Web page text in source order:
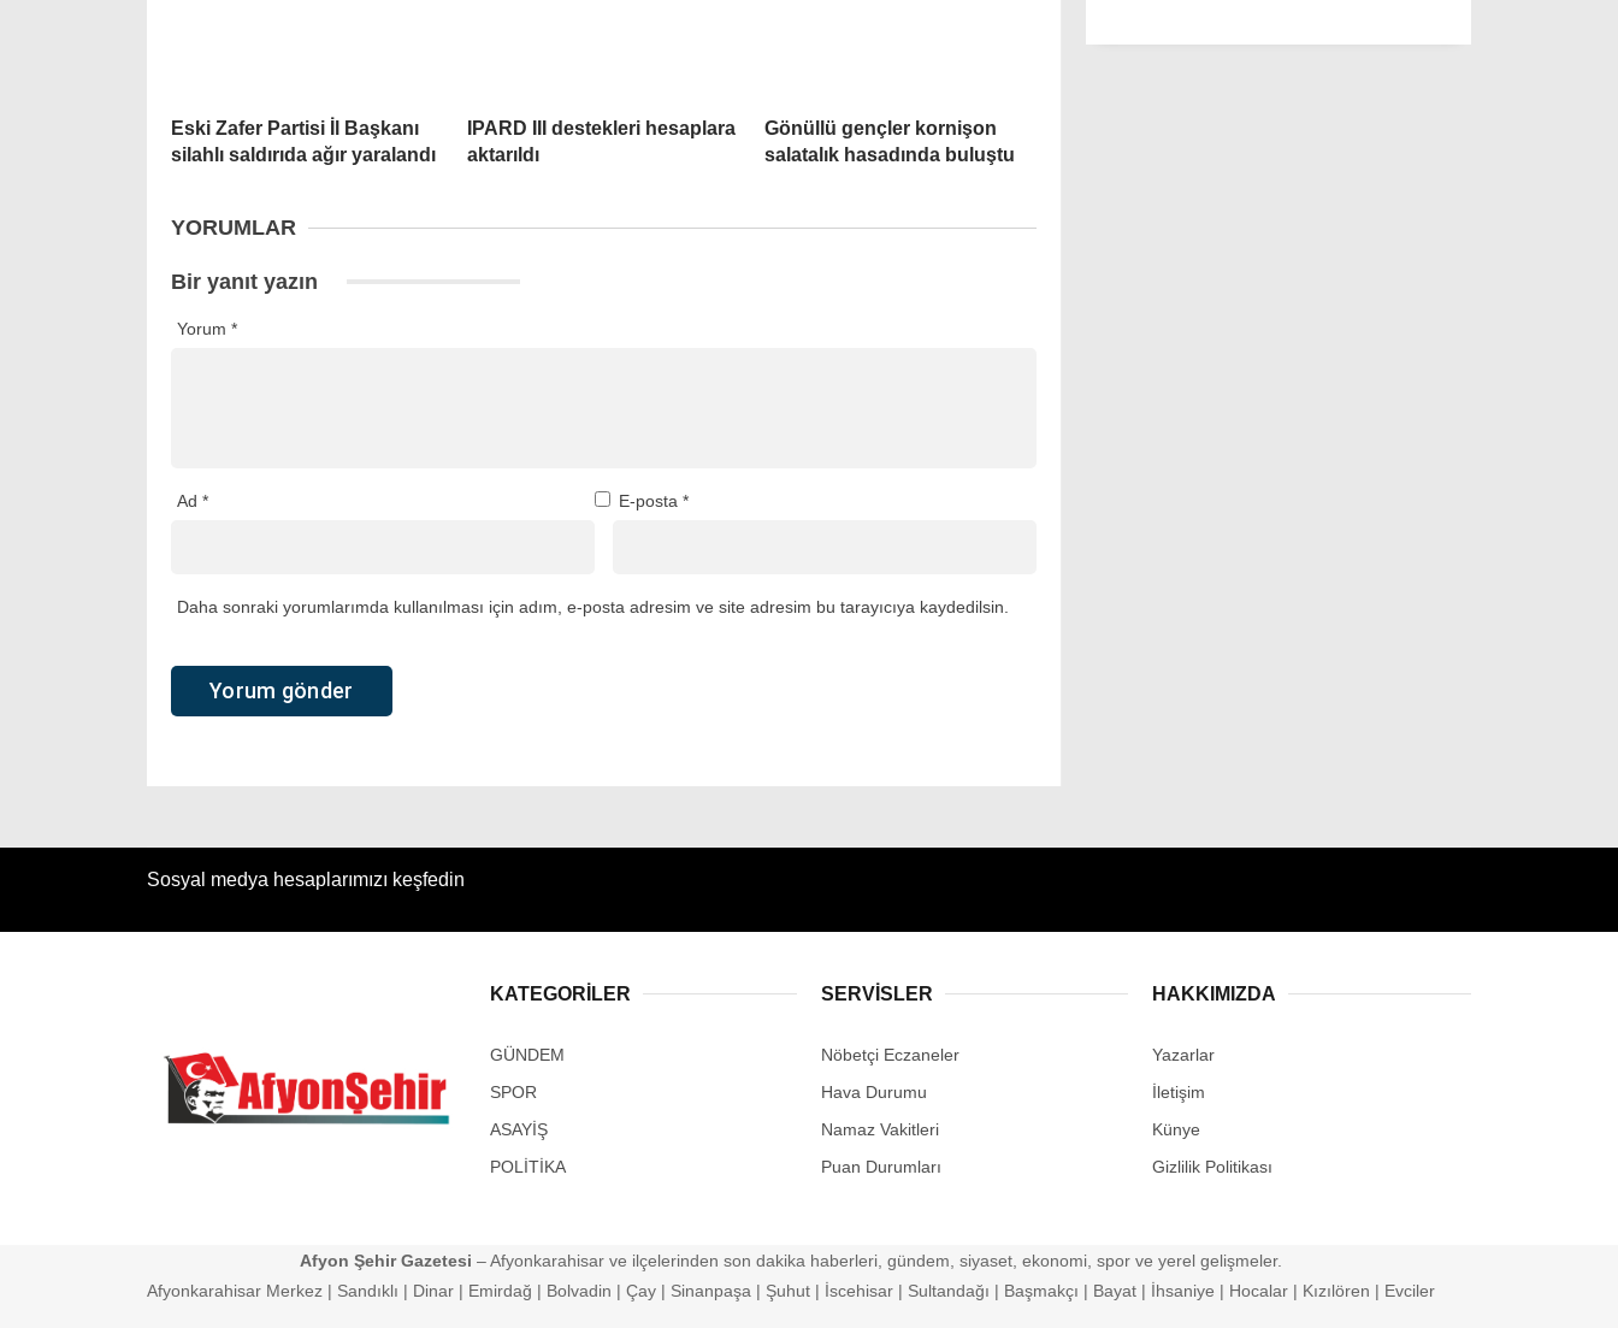
Eski Zafer Partisi İl Başkanı
silahlı saldırıda ağır yaralandı
IPARD III destekleri hesaplara
aktarıldı
Gönüllü gençler kornişon
salatalık hasadında buluştu
YORUMLAR
Bir yanıt yazın
Yorum *
Ad * E-posta *
Daha sonraki yorumlarımda kullanılması için adım, e-posta adresim ve site adresim bu tarayıcıya kaydedilsin.
Sosyal medya hesaplarımızı keşfedin
KATEGORİLER
GÜNDEM
SPOR
ASAYİŞ
POLİTİKA
SERVİSLER
Nöbetçi Eczaneler
Hava Durumu
Namaz Vakitleri
Puan Durumları
HAKKIMIZDA
Yazarlar
İletişim
Künye
Gizlilik Politikası
Afyon Şehir Gazetesi – Afyonkarahisar ve ilçelerinden son dakika haberleri, gündem, siyaset, ekonomi, spor ve yerel gelişmeler.
Afyonkarahisar Merkez | Sandıklı | Dinar | Emirdağ | Bolvadin | Çay | Sinanpaşa | Şuhut | İscehisar | Sultandağı | Başmakçı | Bayat | İhsaniye | Hocalar | Kızılören | Evciler